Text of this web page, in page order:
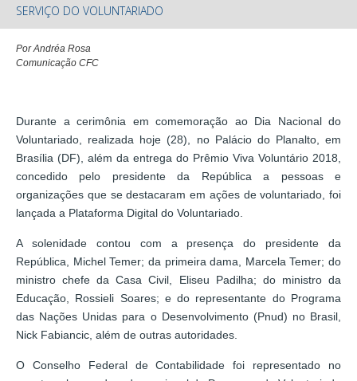
SERVIÇO DO VOLUNTARIADO
Por Andréa Rosa
Comunicação CFC
Durante a cerimônia em comemoração ao Dia Nacional do
Voluntariado, realizada hoje (28), no Palácio do Planalto, em
Brasília (DF), além da entrega do Prêmio Viva Voluntário 2018,
concedido pelo presidente da República a pessoas e
organizações que se destacaram em ações de voluntariado, foi
lançada a Plataforma Digital do Voluntariado.
A solenidade contou com a presença do presidente da
República, Michel Temer; da primeira dama, Marcela Temer; do
ministro chefe da Casa Civil, Eliseu Padilha; do ministro da
Educação, Rossieli Soares; e do representante do Programa
das Nações Unidas para o Desenvolvimento (Pnud) no Brasil,
Nick Fabiancic, além de outras autoridades.
O Conselho Federal de Contabilidade foi representado no